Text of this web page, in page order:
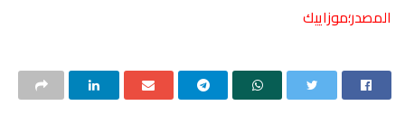
المصدر؛موزاييك